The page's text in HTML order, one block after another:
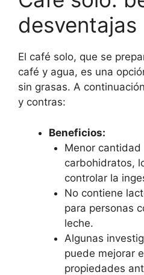
desventajas
El café solo, que se
café y agua, es una
sin grasas. A
y contras:
Beneficios:
Menor
carbohidratos,
controlar la
No contiene
para personas
leche.
Algunas
puede mejorar
propiedades